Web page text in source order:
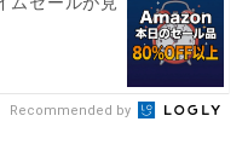
Recommended by